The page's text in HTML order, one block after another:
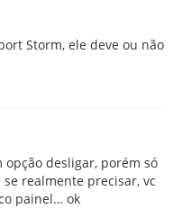
Storm, ele deve ou não
opção desligar, porém só
realmente precisar, vc
painel… ok